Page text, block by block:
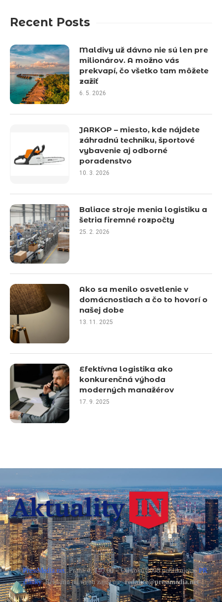
Recent Posts
Maldivy už dávno nie sú len pre
milionárov. A možno vás
prekvapí, čo všetko tam môžete
zažiť
6. 5. 2026
JARKOP – miesto, kde nájdete
záhradnú techniku, športové
vybavenie aj odborné
poradenstvo
10. 3. 2026
Baliace stroje menia logistiku a
šetria firemné rozpočty
25. 2. 2026
Ako sa menilo osvetlenie v
domácnostiach a čo to hovorí o
našej dobe
13. 11. 2025
Efektívna logistika ako
konkurenčná výhoda
moderných manažérov
17. 9. 2025
©PressMedia.net, Praha 4, 140 00 – Od roku 2008 publikujemePR
články. Reklamu na webu zajišťuje:redakce@pressmedia.net